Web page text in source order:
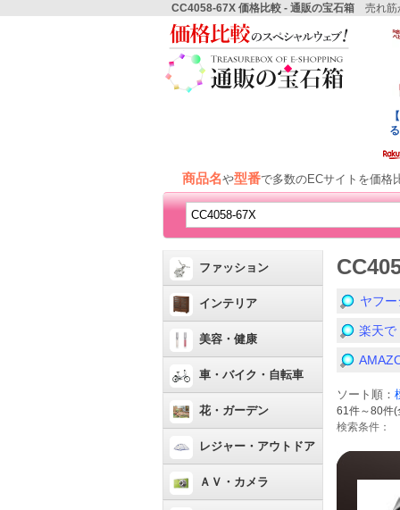
CC4058-67X 価格比較 - 通販の宝石箱 売れ筋
商品名や型番で多数のECサイトを価
ファッション
インテリア
美容・健康
車・バイク・自転車
花・ガーデン
レジャー・アウトドア
ＡＶ・カメラ
ヤフ
楽天で
ソート順：
61件～80件
検索条件：